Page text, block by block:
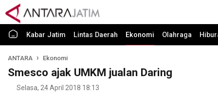
Kabar Jatim Lintas Daerah Ekonomi Olahraga
ANTARA Ekonomi
Smesco ajak UMKM jualan Daring
Selasa, 24 April 2018 18:13